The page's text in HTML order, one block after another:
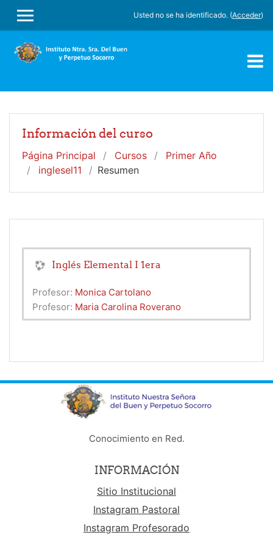
PANEL LATERAL
Usted no se ha identificado. (Acceder)
Información del curso
Página Principal Cursos
Primer Año
inglesel11
Resumen
Inglés Elemental I 1era
Profesor: Monica Cartolano
Profesor: Maria Carolina Roverano
Conocimiento en Red.
INFORMACIÓN
Sitio Institucional
Instagram Pastoral
Instagram Profesorado